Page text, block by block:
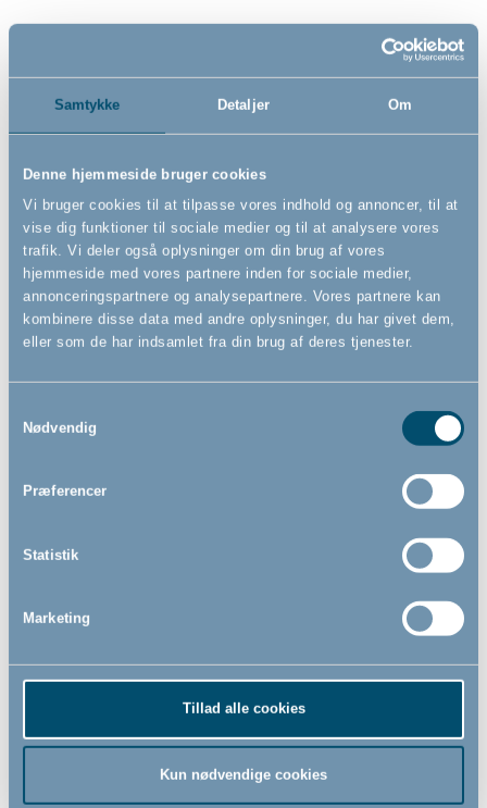
Samtykke Detaljer Om
Denne hjemmeside bruger cookies
Vi bruger cookies til at tilpasse vores indhold og annoncer, til at
vise dig funktioner til sociale medier og til at analysere vores
trafik. Vi deler også oplysninger om din brug af vores
hjemmeside med vores partnere inden for sociale medier,
annonceringspartnere og analysepartnere. Vores partnere kan
kombinere disse data med andre oplysninger, du har givet dem,
eller som de har indsamlet fra din brug af deres tjenester.
Nødvendig
Præferencer
Statistik
Marketing
Tillad alle cookies
Kun nødvendige cookies
Heart Microfiber babydyne
og babypude by BabyDan,
67x100/40x45 cm
Deluxe myggenet til
barnevogn by BabyDan, sort
Insektnet til seng by
Myggenet til barnevogn by